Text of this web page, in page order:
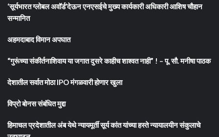
‘सूर्यभारत ग्लोबल अवॉर्ड’देऊन एनएसईचे मुख्य कार्यकारी अधिकारी आशिष चौहान
सन्मानित
अहमदाबाद विमान अपघात
“गुरूंच्या संकीर्तनाशिवाय या जगात दुसरे काहीच शाश्वत नाही” ! – पू. सौ. मनीषा पाठक
देशातील सर्वात मोठा IPO मंगळवारी होणार खुला
विप्रो बोनस संबंधित मुद्दा
हिमाचल प्रदेशातील अंब येथे न्यायमूर्ती सूर्य कांत यांच्या हस्ते न्यायालयीन संकुलाचे